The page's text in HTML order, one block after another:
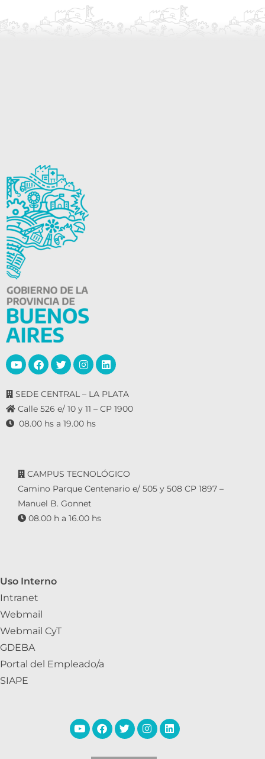
SEDE CENTRAL – LA PLATA
Calle 526 e/ 10 y 11 – CP 1900
08.00 hs a 19.00 hs
CAMPUS TECNOLÓGICO
Camino Parque Centenario e/ 505 y 508 CP 1897 –
Manuel B. Gonnet
08.00 h a 16.00 hs
Uso Interno
Intranet
Webmail
Webmail CyT
GDEBA
Portal del Empleado/a
SIAPE